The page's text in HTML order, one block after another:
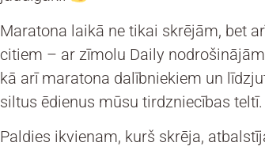
Maratona laikā ne tikai skrējām, bet
citiem – ar zīmolu Daily
kā arī maratona dalībniekiem un
siltus ēdienus mūsu tirdzniecības teltī.
Paldies ikvienam, kurš skrēja,